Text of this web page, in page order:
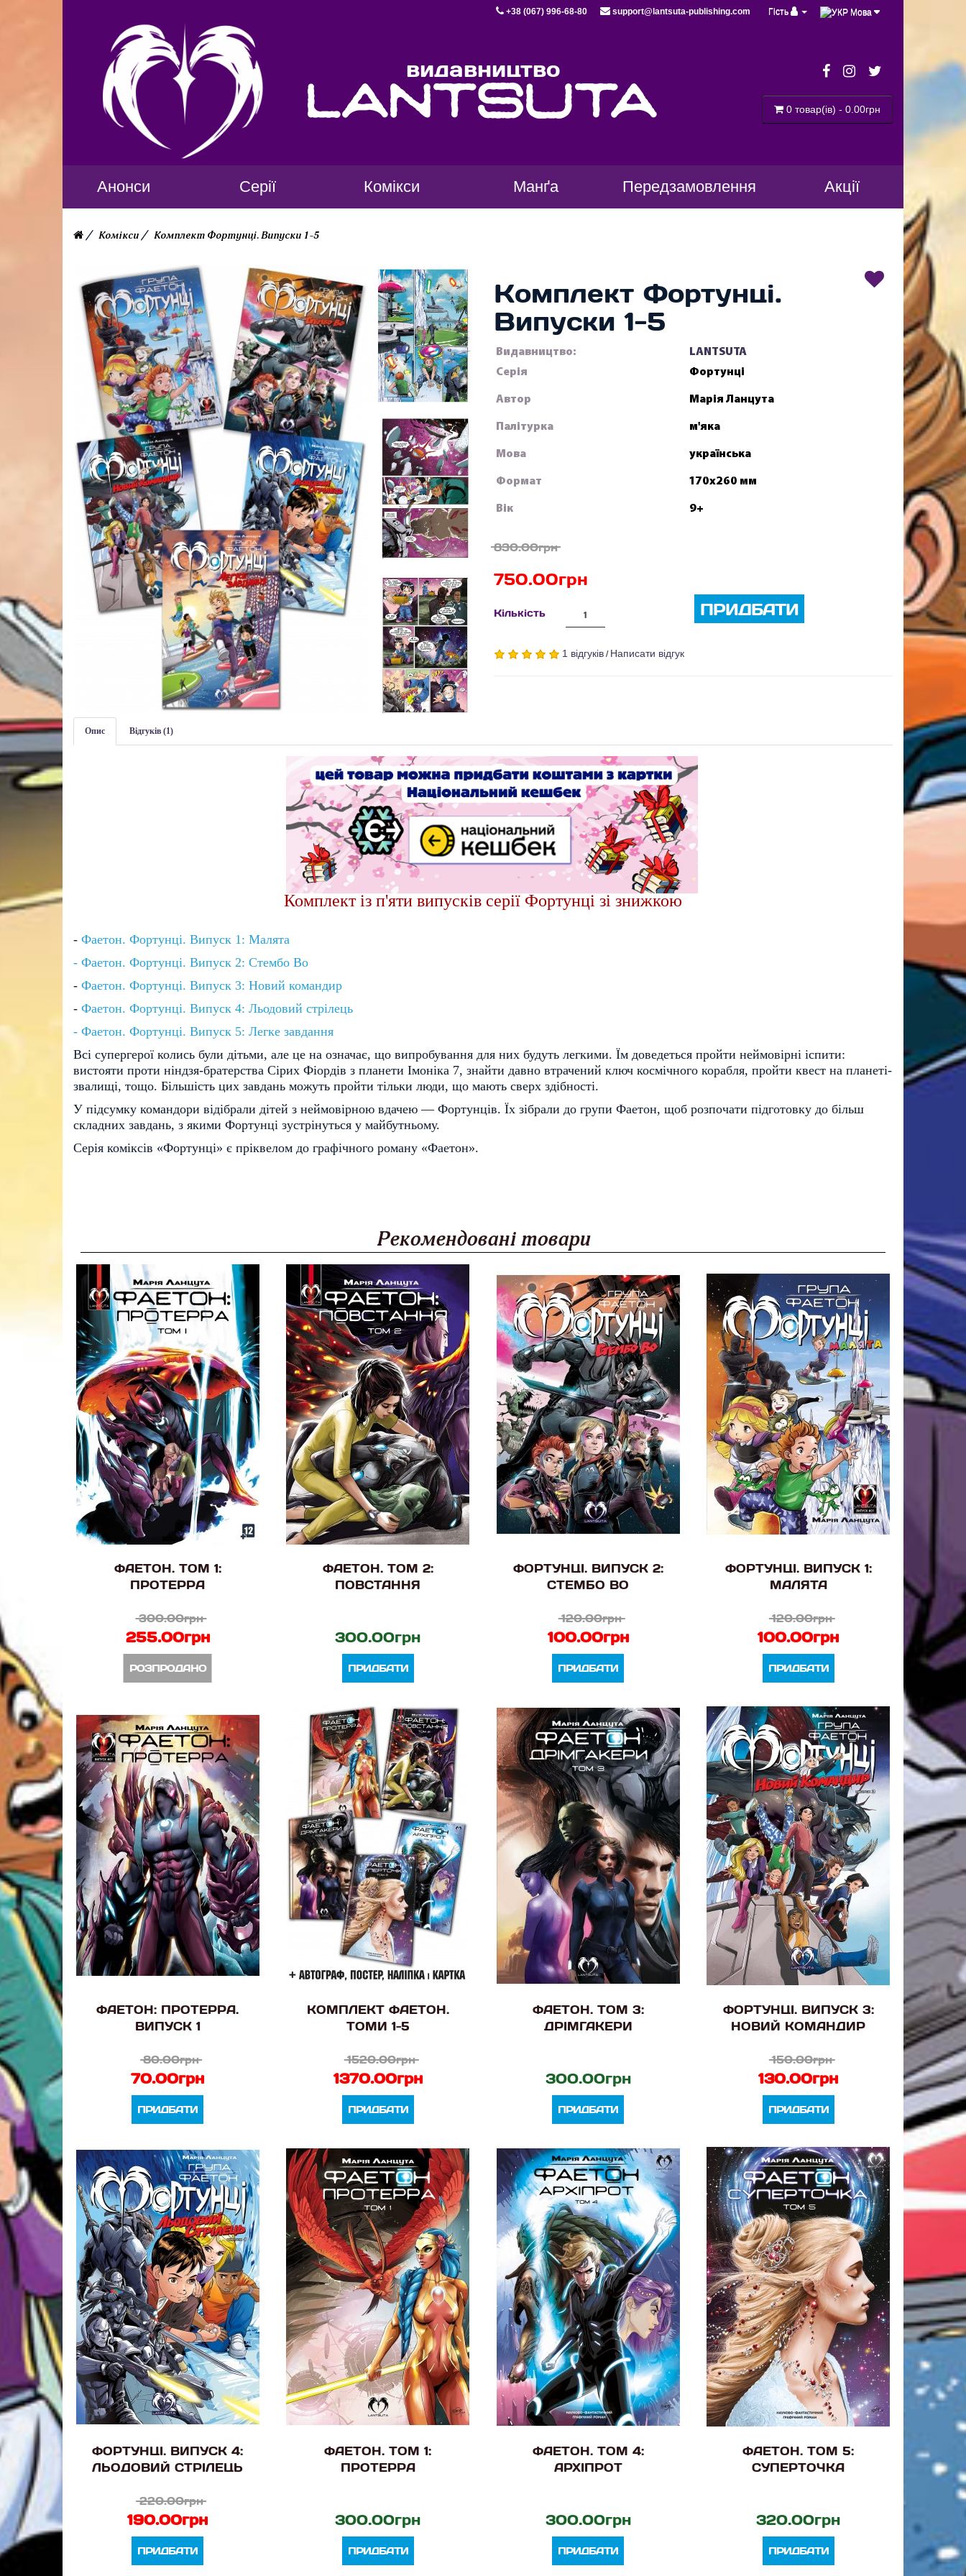
Мова
Гість
+38 (067) 996-68-80 support@lantsuta-publishing.com
видавництво
lantsuta 0 товар(ів) - 0.00грн
Анонси Серії Комікси Манґа Передзамовлення Акції
Комікси Комплект Фортунці. Випуски 1-5
Комплект Фортунці.
Випуски 1-5
Видавництво:
LANTSUTA
Серія
Фортунці
Автор
Марія Ланцута
Палітурка
м'яка
Мова
українська
Формат
170х260 мм
Вік
9+
830.00грн
750.00грн
Кількість ПРИДБАТИ
1 відгуків / Написати відгук
Опис Відгуків (1)
Комплект із п'яти випусків серії Фортунці зі знижкою
- Фаетон. Фортунці. Випуск 1: Малята
- Фаетон. Фортунці. Випуск 2: Стембо Во
- Фаетон. Фортунці. Випуск 3: Новий командир
- Фаетон. Фортунці. Випуск 4: Льодовий стрілець
- Фаетон. Фортунці. Випуск 5: Легке завдання
Всі супергерої колись були дітьми, але це на означає, що випробування для них будуть легкими. Їм доведеться пройти неймовірні іспити:
вистояти проти ніндзя-братерства Сірих Фіордів з планети Імоніка 7, знайти давно втрачений ключ космічного корабля, пройти квест на планеті-
звалищі, тощо. Більшість цих завдань можуть пройти тільки люди, що мають сверх здібності.
У підсумку командори відібрали дітей з неймовірною вдачею — Фортунців. Їх зібрали до групи Фаетон, щоб розпочати підготовку до більш
складних завдань, з якими Фортунці зустрінуться у майбутньому.
Серія коміксів «Фортунці» є пріквелом до графічного роману «Фаетон».
Рекомендовані товари
ФАЕТОН. ТОМ 1:
ПРОТЕРРА
300.00грн
255.00грн
РОЗПРОДАНО
ФАЕТОН. ТОМ 2:
ПОВСТАННЯ
300.00грн
ПРИДБАТИ
ФОРТУНЦІ. ВИПУСК 2:
СТЕМБО ВО
120.00грн
100.00грн
ПРИДБАТИ
ФОРТУНЦІ. ВИПУСК 1:
МАЛЯТА
120.00грн
100.00грн
ПРИДБАТИ
ФАЕТОН: ПРОТЕРРА.
ВИПУСК 1
80.00грн
70.00грн
ПРИДБАТИ
КОМПЛЕКТ ФАЕТОН.
ТОМИ 1-5
1520.00грн
1370.00грн
ПРИДБАТИ
ФАЕТОН. ТОМ 3:
ДРІМГАКЕРИ
300.00грн
ПРИДБАТИ
ФОРТУНЦІ. ВИПУСК 3:
НОВИЙ КОМАНДИР
150.00грн
130.00грн
ПРИДБАТИ
ФОРТУНЦІ. ВИПУСК 4:
ЛЬОДОВИЙ СТРІЛЕЦЬ
220.00грн
190.00грн
ПРИДБАТИ
ФАЕТОН. ТОМ 1:
ПРОТЕРРА
300.00грн
ПРИДБАТИ
ФАЕТОН. ТОМ 4:
АРХІПРОТ
300.00грн
ПРИДБАТИ
ФАЕТОН. ТОМ 5:
СУПЕРТОЧКА
320.00грн
ПРИДБАТИ